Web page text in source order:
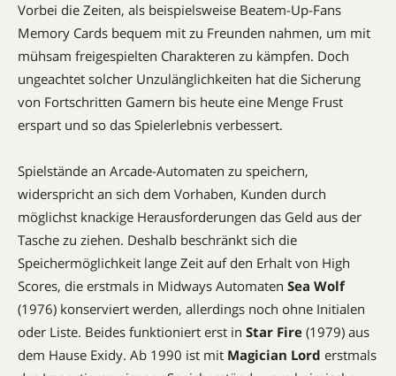
Vorbei die Zeiten, als beispielsweise Beatem-Up-Fans
Memory Cards bequem mit zu Freunden nahmen, um mit
mühsam freigespielten Charakteren zu kämpfen. Doch
ungeachtet solcher Unzulänglichkeiten hat die Sicherung
von Fortschritten Gamern bis heute eine Menge Frust
erspart und so das Spielerlebnis verbessert.
Spielstände an Arcade-Automaten zu speichern,
widerspricht an sich dem Vorhaben, Kunden durch
möglichst knackige Herausforderungen das Geld aus der
Tasche zu ziehen. Deshalb beschränkt sich die
Speichermöglichkeit lange Zeit auf den Erhalt von High
Scores, die erstmals in Midways Automaten Sea Wolf
(1976) konserviert werden, allerdings noch ohne Initialen
oder Liste. Beides funktioniert erst in Star Fire (1979) aus
dem Hause Exidy. Ab 1990 ist mit Magician Lord erstmals